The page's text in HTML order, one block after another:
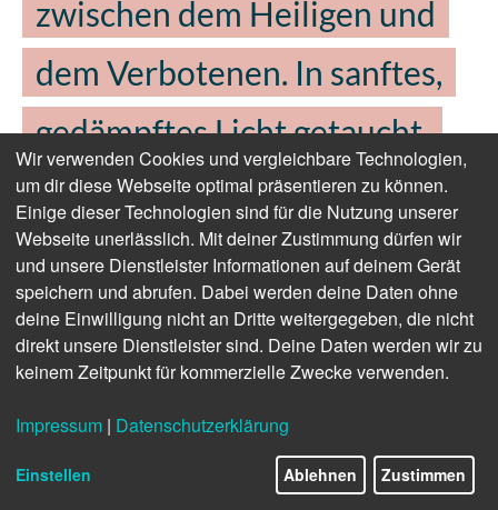
zwischen dem Heiligen und
dem Verbotenen. In sanftes,
gedämpftes Licht getaucht,
dient die Lobby als Übergang
von der Außenwelt zum Hotel,
als Schwelle in eine andere
Welt. Geleitet durch einen
Teppich von Ege mit
Schlangenmuster.
Wir verwenden Cookies und vergleichbare Technologien,
um dir diese Webseite optimal präsentieren zu können.
Einige dieser Technologien sind für die Nutzung unserer
Webseite unerlässlich. Mit deiner Zustimmung dürfen wir
und unsere Dienstleister Informationen auf deinem Gerät
speichern und abrufen. Dabei werden deine Daten ohne
deine Einwilligung nicht an Dritte weitergegeben, die nicht
direkt unsere Dienstleister sind. Deine Daten werden wir zu
keinem Zeitpunkt für kommerzielle Zwecke verwenden.
Impressum | Datenschutzerklärung
Einstellen Ablehnen Zustimmen